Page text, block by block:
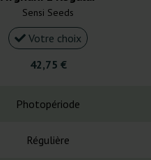
Sensi Seeds
Votre choix
42,75 €
Photopériode
Régulière